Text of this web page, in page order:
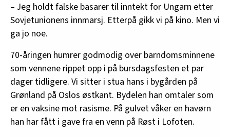
– Jeg holdt falske basarer til inntekt for Ungarn etter
Sovjetunionens innmarsj. Etterpå gikk vi på kino. Men vi
ga jo noe.
70-åringen humrer godmodig over barndomsminnene
som vennene rippet opp i på bursdagsfesten et par
dager tidligere. Vi sitter i stua hans i bygården på
Grønland på Oslos østkant. Bydelen han omtaler som
er en vaksine mot rasisme. På gulvet våker en havørn
han har fått i gave fra en venn på Røst i Lofoten.